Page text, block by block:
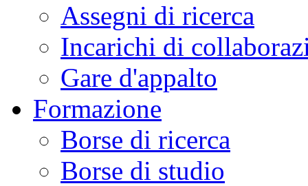
Assegni di ricerca
Incarichi di
Gare d'appalto
Formazione
Borse di ricerca
Borse di studio